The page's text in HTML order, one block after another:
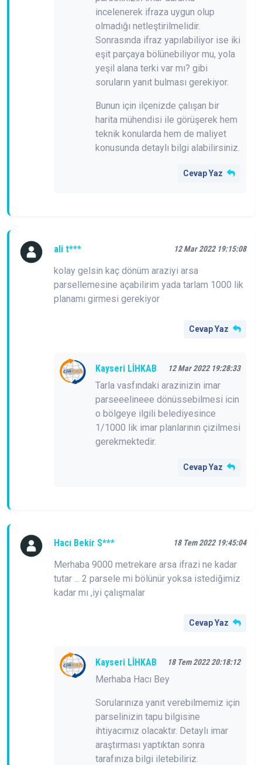
incelenerek ifraza uygun olup
olmadığı netleştirilmelidir.
Sonrasında ifraz yapılabiliyor ise iki
eşit parçaya bölünebiliyor mu, yola
yeşil alana terki var mı? gibi
soruların yanıt bulması gerekiyor.
Bunun için ilçenizde çalışan bir
harita mühendisi ile görüşerek hem
teknik konularda hem de maliyet
konusunda detaylı bilgi alabilirsiniz.
Cevap Yaz
ali t*** 12 Mar 2022 19:15:08
kolay gelsin kaç dönüm araziyi arsa
parsellemesine açabilirim yada tarlam 1000 lik
planamı girmesi gerekiyor
Cevap Yaz
Kayseri LİHKAB 12 Mar 2022 19:28:33
Tarla vasfındaki arazinizin imar
parseeelineee dönüssebilmesi icin
o bölgeye ilgili belediyesince
1/1000 lik imar planlarının çizilmesi
gerekmektedir.
Cevap Yaz
Hacı Bekir S*** 18 Tem 2022 19:45:04
Merhaba 9000 metrekare arsa ifrazi ne kadar
tutar ... 2 parsele mi bölünür yoksa istediğimiz
kadar mı ,iyi çalışmalar
Cevap Yaz
Kayseri LİHKAB 18 Tem 2022 20:18:12
Merhaba Hacı Bey
Sorularınıza yanıt verebilmemiz için
parselinizin tapu bilgisine
ihtiyacımız olacaktır. Detaylı imar
araştırması yaptıktan sonra
tarafınıza bilgi iletebiliriz.